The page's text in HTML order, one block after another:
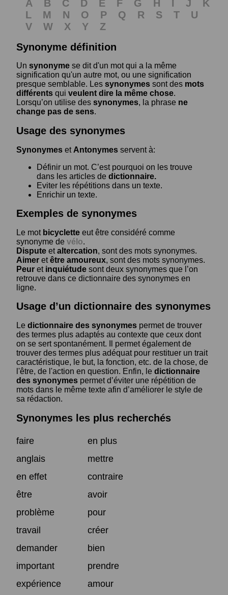
A B C D E F G H I J
K
L
M N O P Q R S T
U
V
W X Y
Z
Synonyme définition
Un synonyme se dit d'un mot qui a la même
signification qu'un autre mot, ou une signification
presque semblable. Les synonymes sont des mots
différents qui veulent dire la même chose.
Lorsqu’on utilise des synonymes, la phrase ne
change pas de sens.
Usage des synonymes
Synonymes et Antonymes servent à:
Définir un mot. C’est pourquoi on les trouve
dans les articles de dictionnaire.
Eviter les répétitions dans un texte.
Enrichir un texte.
Exemples de synonymes
Le mot bicyclette eut être considéré comme
synonyme de vélo.
Dispute etaltercation, sont des mots synonymes.
Aimer etêtre amoureux, sont des mots synonymes.
Peur et inquiétude sont deux synonymes que l’on
retrouve dans ce dictionnaire des synonymes en
ligne.
Usage d’un dictionnaire des synonymes
Le dictionnaire des synonymes permet de trouver
des termes plus adaptés au contexte que ceux dont
on se sert spontanément. Il permet également de
trouver des termes plus adéquat pour restituer un trait
caractéristique, le but, la fonction, etc. de la chose, de
l'être, de l'action en question. Enfin, le dictionnaire
des synonymes permet d’éviter une répétition de
mots dans le même texte afin d’améliorer le style de
sa rédaction.
Synonymes les plus recherchés
faire
en plus
anglais
mettre
en effet
contraire
être
avoir
problème
pour
travail
créer
demander
bien
important
prendre
expérience
amour